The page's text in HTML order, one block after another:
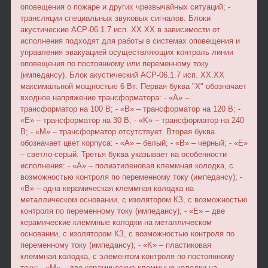
оповещения о пожаре и других чрезвычайных ситуаций; -
трансляции специальных звуковых сигналов. Блоки
акустические АСР-06.1.7 исп. XX.XХ в зависимости от
исполнения подходят для работы в системах оповещения и
управления эвакуацией осуществляющих контроль линии
оповещения по постоянному или переменному току
(импедансу). Блок акустический АСР-06.1.7 исп. XX.XХ
максимальной мощностью 6 Вт: Первая буква "Х" обозначает
входное напряжение трансформатора: - «A» –
трансформатор на 100 В; - «B» – трансформатор на 120 В; -
«Е» – трансформатор на 30 В; - «K» – трансформатор на 240
В; - «М» – трансформатор отсутствует. Вторая буква
обозначает цвет корпуса: - «A» – белый; - «B» – черный; - «Е»
– светло-серый. Третья буква указывает на особенности
исполнения: - «A» – полиэтиленовая клеммная колодка, с
возможностью контроля по переменному току (импедансу); -
«B» – одна керамическая клеммная колодка на
металлическом основании, с изолятором КЗ, с возможностью
контроля по переменному току (импедансу); - «Е» – две
керамические клеммные колодки на металлическом
основании, с изолятором КЗ, с возможностью контроля по
переменному току (импедансу); - «K» – пластиковая
клеммная колодка, с элементом контроля по постоянному